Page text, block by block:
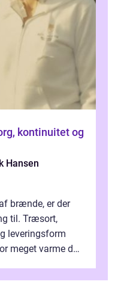
Hansen
brænde, er der
til. Træsort,
leveringsform
meget varme du